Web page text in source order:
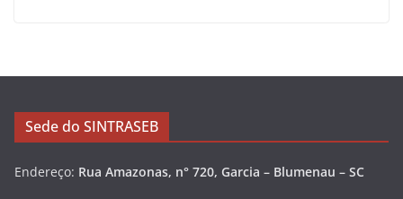
Sede do SINTRASEB
Endereço: Rua Amazonas, n° 720, Garcia – Blumenau – SC